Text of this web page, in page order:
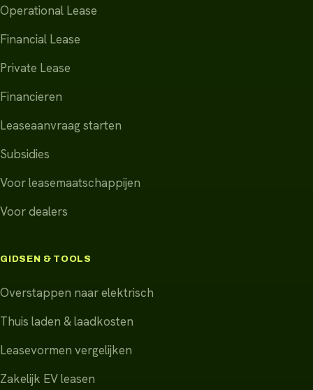
Operational Lease
Financial Lease
Private Lease
Financieren
Leaseaanvraag starten
Subsidies
Voor leasemaatschappijen
Voor dealers
GIDSEN & TOOLS
Overstappen naar elektrisch
Thuis laden & laadkosten
Leasevormen vergelijken
Zakelijk EV leasen